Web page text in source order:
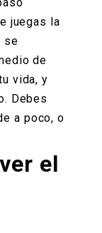
juegas la
se
de
vida, y
Debes
a poco, o
el